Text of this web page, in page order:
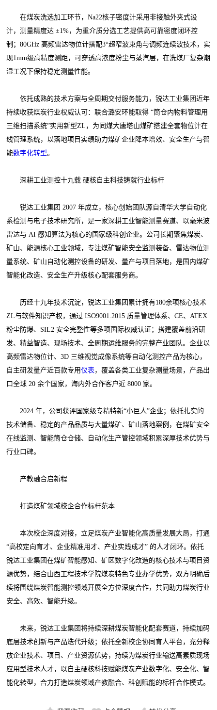
在煤炭洗选加工环节，Na22核子密度计采用非接触外夹式设
计，测量精度达 ±1%，为重介质分选工艺提供高可靠密度闭环控
制；80GHz 高频雷达物位计搭配3°超窄波束角与调频连续波技术，实
现1mm级高精度测距，可穿透高浓度粉尘与蒸汽层，在洗煤厂复杂潮
湿工况下保持稳定测量性能。
依托成熟的技术方案与全周期交付服务能力，锐达工业集团近年
持续收获煤炭行业权威认可：联合潞安环能取得 “筒仓内物料管理用
三维扫描系统”实用新型ZL，为同煤大唐塔山煤矿搭建全套物位计在
线管理系统，以落地项目实绩助力煤矿企业降本增效、安全生产与智
能数字化转型。
深耕工业测控十九载 硬核自主科技铸就行业标杆
锐达工业集团 2007 年成立，核心创始团队源自清华大学自动化
系检测与电子技术研究所，是一家深耕工业智能测量赛道、以毫米波
雷达与 AI 感知算法为核心的国家级科创企业。公司长期聚焦煤炭、
矿山、能源核心工业领域，专注煤矿智能安全监测装备、雷达物位测
量系统、矿山自动化测控设备的研发、量产与项目落地，是国内煤矿
智能化改造、安全生产升级核心配套服务商。
历经十九年技术沉淀，锐达工业集团累计拥有180余项核心技术
ZL与软件知识产权，通过 ISO9001:2015 质量管理体系、CE、ATEX
粉尘防爆、SIL2 安全完整性等多项国际权威认证；搭建覆盖前沿研
发、精益智造、现场技术、全周期运维服务的完整产业团队。企业以
高频雷达物位计、3D 三维视觉成像系统等自动化测控产品为核心，
自主研发量产近百款专用仪表 ，覆盖各类工业复杂测量场景，产品出
口全球 20 余个国家，海内外合作客户近 8000 家。
2024 年，公司获评国家级专精特新“小巨人”企业；依托扎实的
技术储备、稳定的产品品质与大量煤矿、矿山落地案例，在煤矿安全
在线监测、智能筒仓仓储、自动化生产管控领域积累深厚技术优势与
行业口碑。
产教融合启新程
打造煤矿领域校企合作标杆范本
本次校企深度对接，立足煤炭产业智能化高质量发展大局，打通
“高校定向育才、企业精准用才、产业实践成才” 的人才闭环。依托
锐达工业集团在煤矿智能感知、矿区数字化改造的核心技术与项目资
源优势，结合山西工程技术学院煤炭特色专业办学优势，双方明确后
续将围绕煤炭智能测控领域开展全方位深度合作，共同助力煤炭行业
安全、高效、智能升级。
未来，锐达工业集团将持续深耕煤炭智能化配套赛道，持续加码
底层技术创新与产品迭代升级；依托全新校企协同育人平台，充分释
放企业技术、项目、产业资源优势，持续为煤炭行业输送高素质现场
应用型技术人才，以自主硬核科技赋能煤炭产业数字化、安全化、智
能化转型，合力打造煤炭领域产教融合、科创赋能的标杆合作模式。